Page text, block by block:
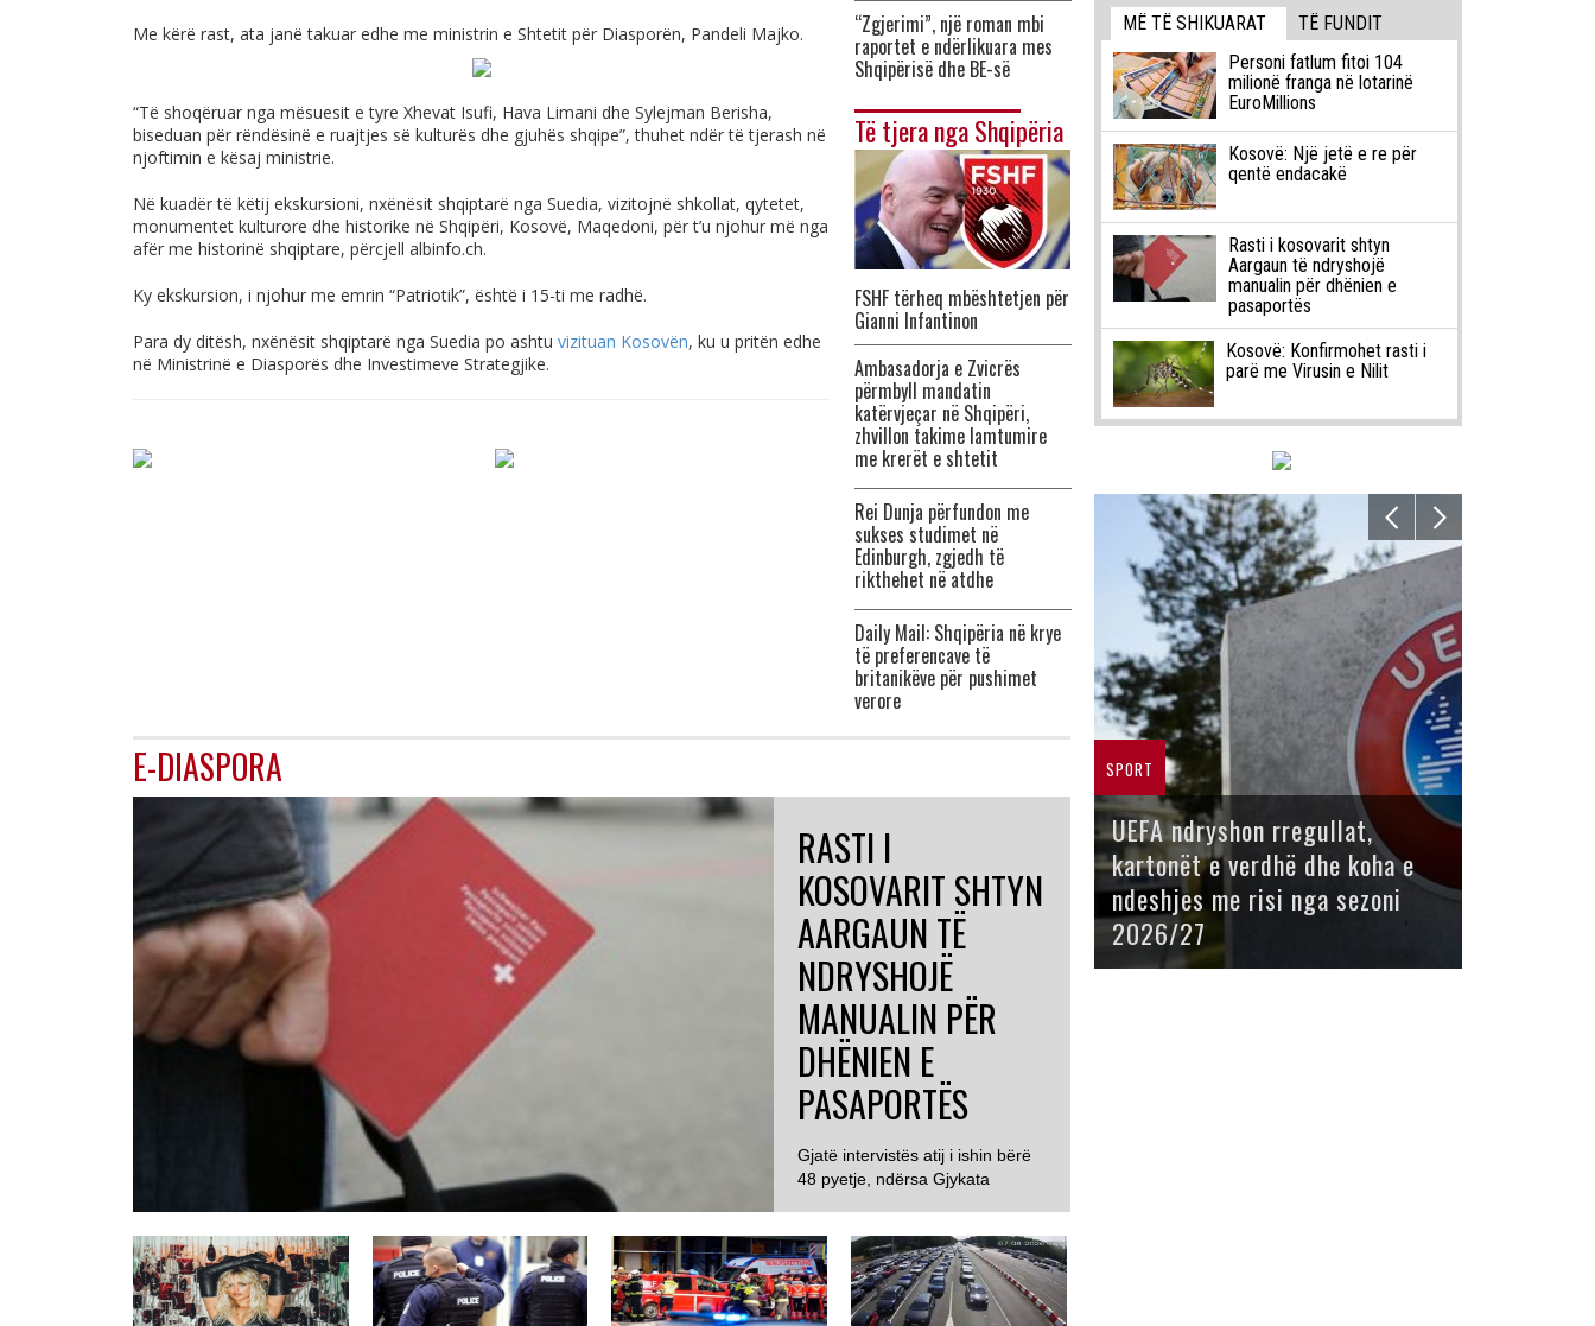
Me kërë rast, ata janë takuar edhe me ministrin e Shtetit për Diasporën, Pandeli Majko.
“Të shoqëruar nga mësuesit e tyre Xhevat Isufi, Hava Limani dhe Sylejman Berisha,
biseduan për rëndësinë e ruajtjes së kulturës dhe gjuhës shqipe”, thuhet ndër të tjerash në
njoftimin e kësaj ministrie.
Në kuadër të këtij ekskursioni, nxënësit shqiptarë nga Suedia, vizitojnë shkollat, qytetet,
monumentet kulturore dhe historike në Shqipëri, Kosovë, Maqedoni, për t’u njohur më nga
afër me historinë shqiptare, përcjell albinfo.ch.
Ky ekskursion, i njohur me emrin “Patriotik”, është i 15-ti me radhë.
Para dy ditësh, nxënësit shqiptarë nga Suedia po ashtu vizituan Kosovën, ku u pritën edhe
në Ministrinë e Diasporës dhe Investimeve Strategjike.
“Zgjerimi”, një roman mbi
raportet e ndërlikuara mes
Shqipërisë dhe BE-së
Të tjera nga Shqipëria
FSHF tërheq mbështetjen për
Gianni Infantinon
Ambasadorja e Zvicrës
përmbyll mandatin
katërvjeçar në Shqipëri,
zhvillon takime lamtumire
me krerët e shtetit
Rei Dunja përfundon me
sukses studimet në
Edinburgh, zgjedh të
rikthehet në atdhe
Daily Mail: Shqipëria në krye
të preferencave të
britanikëve për pushimet
verore
E-DIASPORA
RASTI I
KOSOVARIT SHTYN
AARGAUN TË
NDRYSHOJË
MANUALIN PËR
DHËNIEN E
PASAPORTËS
Gjatë intervistës atij i ishin bërë
48 pyetje, ndërsa Gjykata
MË TË SHIKUARAT
TË FUNDIT
Personi fatlum fitoi 104
milionë franga në lotarinë
EuroMillions
Kosovë: Një jetë e re për
qentë endacakë
Rasti i kosovarit shtyn
Aargaun të ndryshojë
manualin për dhënien e
pasaportës
Kosovë: Konfirmohet rasti i
parë me Virusin e Nilit
SPORT
UEFA ndryshon rregullat,
kartonët e verdhë dhe koha e
ndeshjes me risi nga sezoni
2026/27